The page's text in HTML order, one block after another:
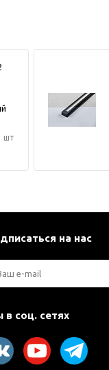
шт
на нас
в соц. сетях